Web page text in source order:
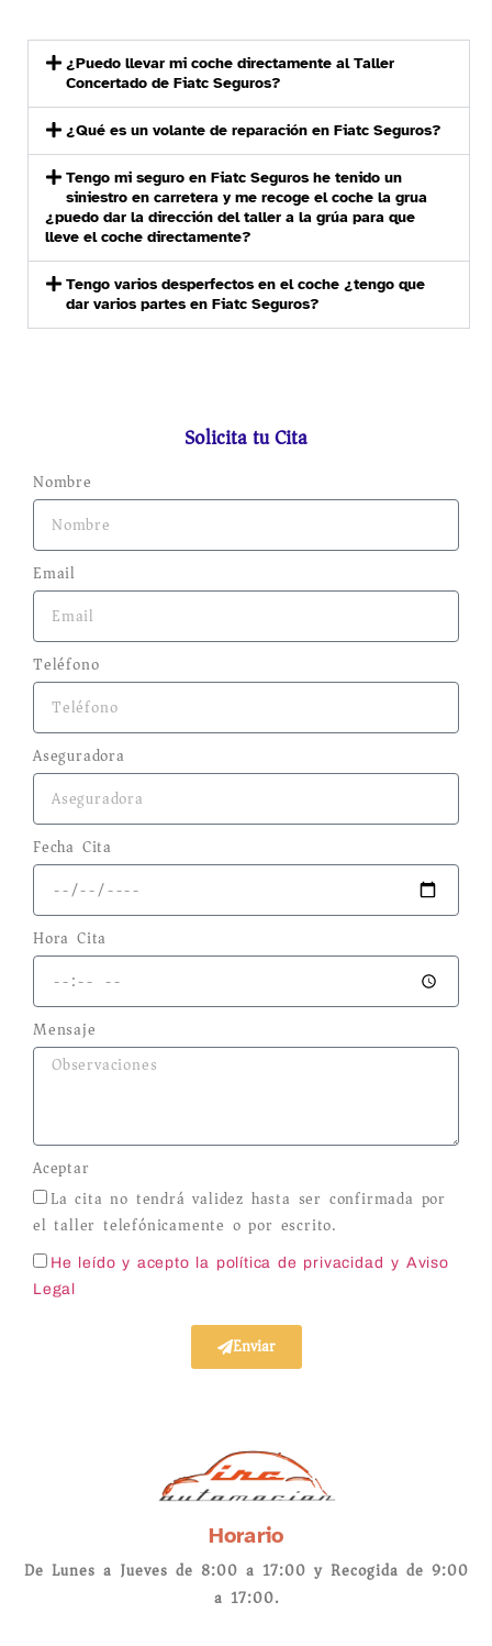
¿Puedo llevar mi coche directamente al Taller
Concertado de Fiatc Seguros?
¿Qué es un volante de reparación en Fiatc Seguros?
Tengo mi seguro en Fiatc Seguros he tenido un
siniestro en carretera y me recoge el coche la grua
¿puedo dar la dirección del taller a la grúa para que
lleve el coche directamente?
Tengo varios desperfectos en el coche ¿tengo que
dar varios partes en Fiatc Seguros?
Solicita tu Cita
Nombre
Email
Teléfono
Aseguradora
Fecha Cita
Hora Cita
Mensaje
Aceptar
La cita no tendrá validez hasta ser confirmada por
el taller telefónicamente o por escrito.
He leído y acepto la política de privacidad
y Aviso
Legal
Enviar
Horario
De Lunes a Jueves de 8:00 a 17:00 y Recogida de 9:00
a 17:00.